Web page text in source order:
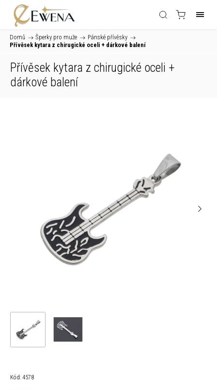
Domů / Šperky pro muže / Pánské přívěsky /
Přívěsek kytara z chirugické oceli + dárkové balení
Přívěsek kytara z chirugické oceli +
dárkové balení
Kód: 4578